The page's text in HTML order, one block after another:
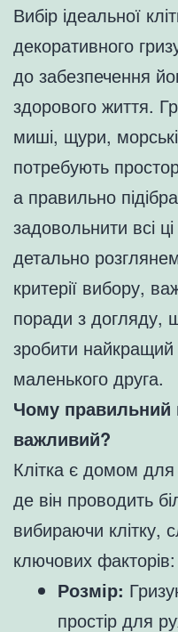
Вибір ідеальної
декоративного
до забезпечення
здорового життя.
миші, щури,
потребують
а правильно
задовольнити всі
детально
критерії вибору,
поради з догляду,
зробити
маленького друга.
Чому правильний
важливий?
Клітка є домом
де він проводить
вибираючи клітку,
ключових факторів:
Розмір:
простір для